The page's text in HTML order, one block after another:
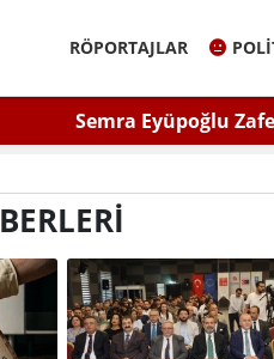
RÖPORTAJLAR
Eskişehir İl Başkanı Sinem
Kulaktan Dolma Bilgiyle